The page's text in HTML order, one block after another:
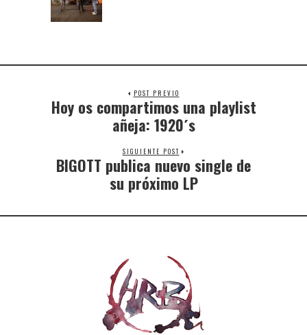
POST PREVIO
Hoy os compartimos una playlist
añeja: 1920´s
SIGUIENTE POST
BIGOTT publica nuevo single de
su próximo LP